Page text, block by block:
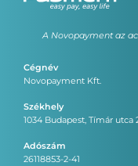
A Novopayment az
Cégnév
Novopayment Kft.
Székhely
1034 Budapest, Tímár utca
Adószám
26118853-2-41